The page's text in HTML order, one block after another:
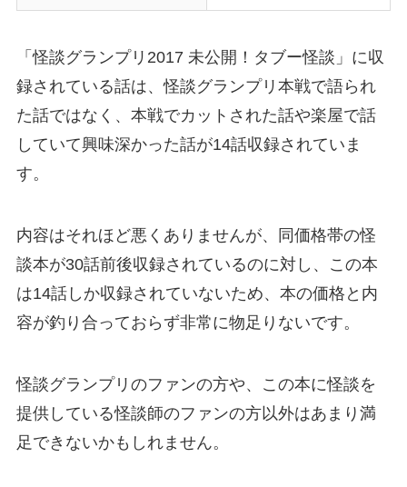
「怪談グランプリ2017 未公開！タブー怪談」に収
録されている話は、怪談グランプリ本戦で語られ
た話ではなく、本戦でカットされた話や楽屋で話
していて興味深かった話が14話収録されていま
す。
内容はそれほど悪くありませんが、同価格帯の怪
談本が30話前後収録されているのに対し、この本
は14話しか収録されていないため、本の価格と内
容が釣り合っておらず非常に物足りないです。
怪談グランプリのファンの方や、この本に怪談を
提供している怪談師のファンの方以外はあまり満
足できないかもしれません。